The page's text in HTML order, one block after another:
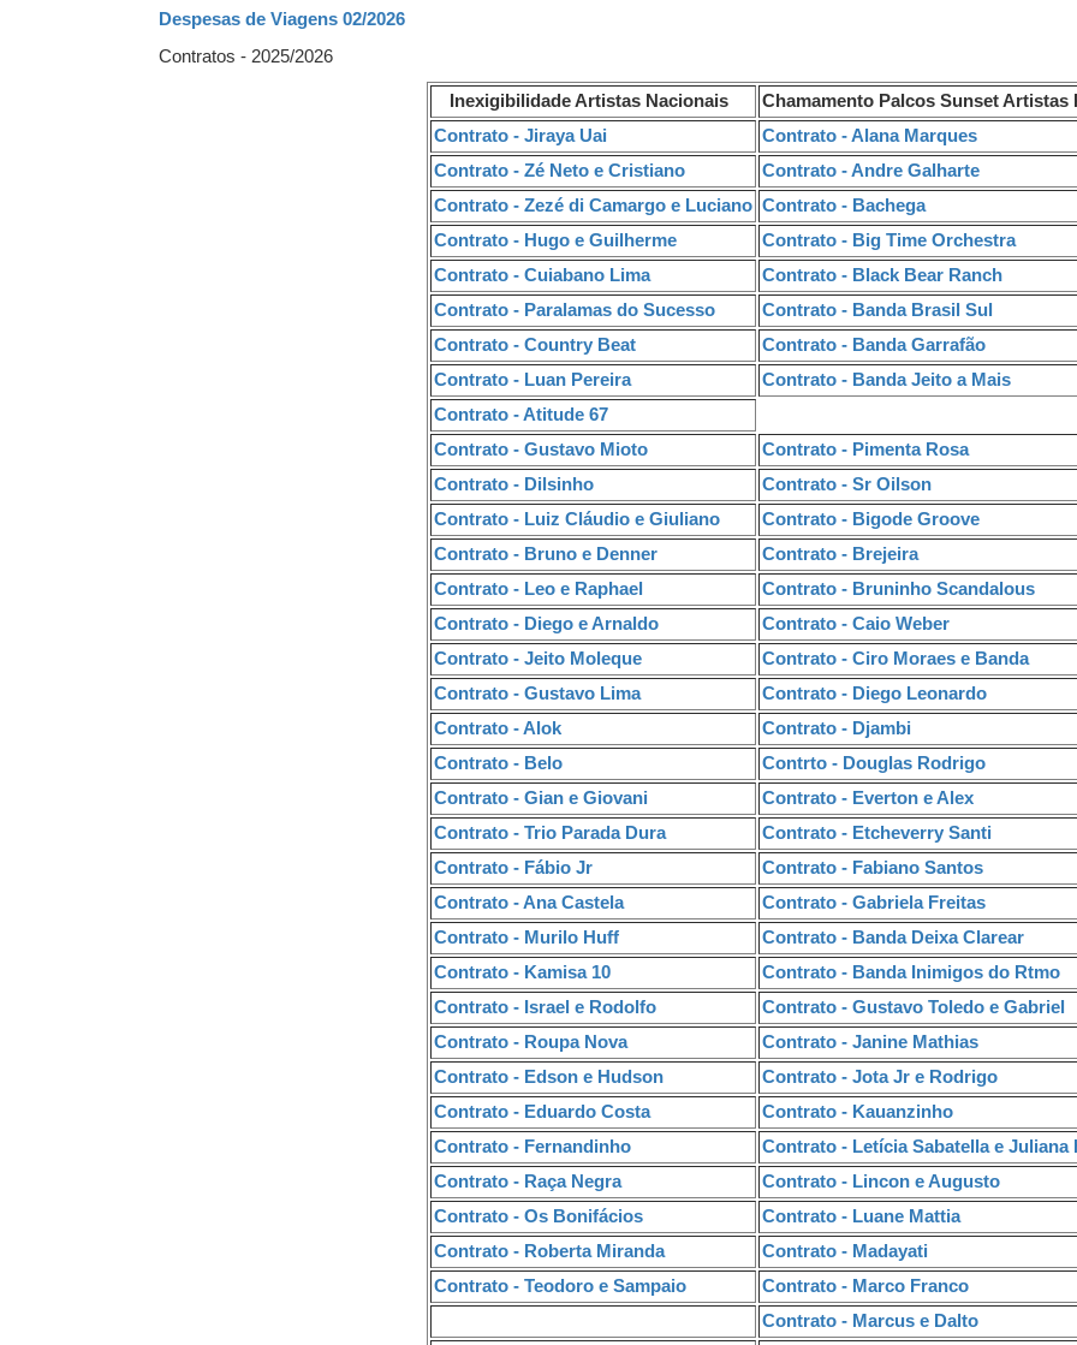
Despesas de Viagens 02/2026
Contratos - 2025/2026
Inexigibilidade Artistas Nacionais
Chamamento Palcos Sunset Artistas
Contrato - Jiraya Uai
Contrato - Alana Marques
Contrato - Zé Neto e Cristiano
Contrato - Andre Galharte
Contrato - Zezé di Camargo e Luciano Contrato - Bachega
Contrato - Hugo e Guilherme
Contrato - Big Time Orchestra
Contrato - Cuiabano Lima
Contrato - Black Bear Ranch
Contrato - Paralamas do Sucesso
Contrato - Banda Brasil Sul
Contrato - Country Beat
Contrato - Banda Garrafão
Contrato - Luan Pereira
Contrato - Banda Jeito a Mais
Contrato - Atitude 67
Contrato - Gustavo Mioto
Contrato - Pimenta Rosa
Contrato - Dilsinho
Contrato - Sr Oilson
Contrato - Luiz Cláudio e Giuliano
Contrato - Bigode Groove
Contrato - Bruno e Denner
Contrato - Brejeira
Contrato - Leo e Raphael
Contrato - Bruninho Scandalous
Contrato - Diego e Arnaldo
Contrato - Caio Weber
Contrato - Jeito Moleque
Contrato - Ciro Moraes e Banda
Contrato - Gustavo Lima
Contrato - Diego Leonardo
Contrato - Alok
Contrato - Djambi
Contrato - Belo
Contrto - Douglas Rodrigo
Contrato - Gian e Giovani
Contrato - Everton e Alex
Contrato - Trio Parada Dura
Contrato - Etcheverry Santi
Contrato - Fábio Jr
Contrato - Fabiano Santos
Contrato - Ana Castela
Contrato - Gabriela Freitas
Contrato - Murilo Huff
Contrato - Banda Deixa Clarear
Contrato - Kamisa 10
Contrato - Banda Inimigos do Rtmo
Contrato - Israel e Rodolfo
Contrato - Gustavo Toledo e Gabriel
Contrato - Roupa Nova
Contrato - Janine Mathias
Contrato - Edson e Hudson
Contrato - Jota Jr e Rodrigo
Contrato - Eduardo Costa
Contrato - Kauanzinho
Contrato - Fernandinho
Contrato - Letícia Sabatella e Juliana
Contrato - Raça Negra
Contrato - Lincon e Augusto
Contrato - Os Bonifácios
Contrato - Luane Mattia
Contrato - Roberta Miranda
Contrato - Madayati
Contrato - Teodoro e Sampaio
Contrato - Marco Franco
Contrato - Marcus e Dalto